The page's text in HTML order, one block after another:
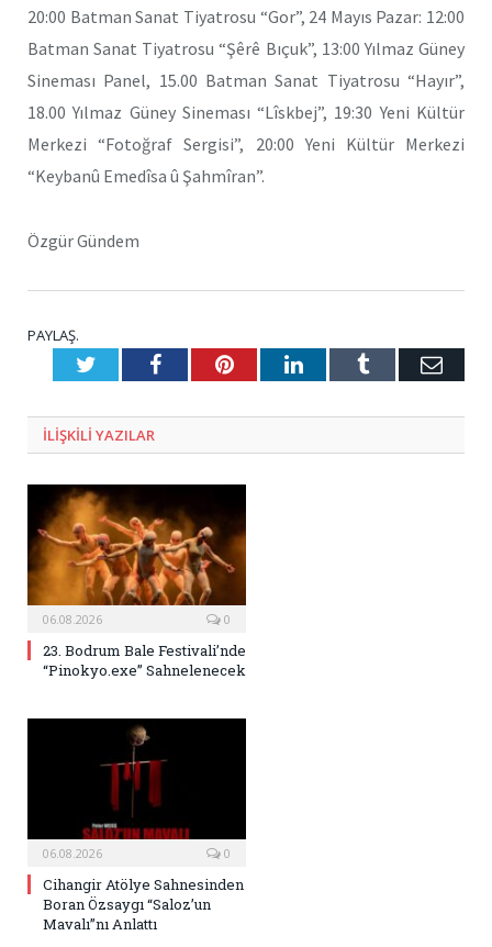
20:00 Batman Sanat Tiyatrosu “Gor”, 24 Mayıs Pazar: 12:00
Batman Sanat Tiyatrosu “Şêrê Bıçuk”, 13:00 Yılmaz Güney
Sineması Panel, 15.00 Batman Sanat Tiyatrosu “Hayır”,
18.00 Yılmaz Güney Sineması “Lîskbej”, 19:30 Yeni Kültür
Merkezi “Fotoğraf Sergisi”, 20:00 Yeni Kültür Merkezi
“Keybanû Emedîsa û Şahmîran”.
Özgür Gündem
PAYLAŞ.
TwitterFacebookPinterestLinkedInTumblr E-
ILIŞKILI YAZILAR
06.08.2026 0
23. Bodrum Bale Festivali’nde
“Pinokyo.exe” Sahnelenecek
06.08.2026 0
Cihangir Atölye Sahnesinden
Boran Özsaygı “Saloz’un
Mavalı”nı Anlattı